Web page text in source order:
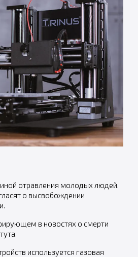
отравления молодых людей.
о высвобождении
в новостях о смерти
используется газовая